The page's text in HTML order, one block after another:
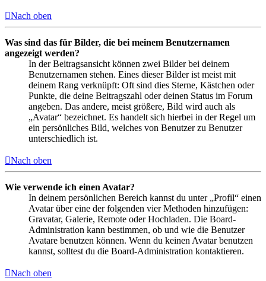
Nach oben
Was sind das für Bilder, die bei meinem Benutzernamen
angezeigt werden?
In der Beitragsansicht können zwei Bilder bei deinem
Benutzernamen stehen. Eines dieser Bilder ist meist mit
deinem Rang verknüpft: Oft sind dies Sterne, Kästchen oder
Punkte, die deine Beitragszahl oder deinen Status im Forum
angeben. Das andere, meist größere, Bild wird auch als
„Avatar“ bezeichnet. Es handelt sich hierbei in der Regel um
ein persönliches Bild, welches von Benutzer zu Benutzer
unterschiedlich ist.
Nach oben
Wie verwende ich einen Avatar?
In deinem persönlichen Bereich kannst du unter „Profil“ einen
Avatar über eine der folgenden vier Methoden hinzufügen:
Gravatar, Galerie, Remote oder Hochladen. Die Board-
Administration kann bestimmen, ob und wie die Benutzer
Avatare benutzen können. Wenn du keinen Avatar benutzen
kannst, solltest du die Board-Administration kontaktieren.
Nach oben